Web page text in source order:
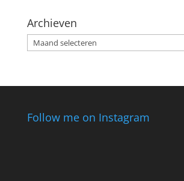
Archieven
Archieven
Follow me on Instagram